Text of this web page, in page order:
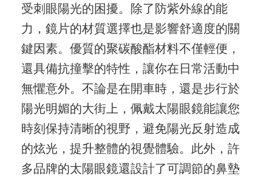
受刺眼陽光的困擾。除了防紫外線的能
力，鏡片的材質選擇也是影響舒適度的關
鍵因素。優質的聚碳酸酯材料不僅輕便，
還具備抗撞擊的特性，讓你在日常活動中
無懼意外。不論是在開車時，還是步行於
陽光明媚的大街上，佩戴太陽眼鏡能讓您
時刻保持清晰的視野，避免陽光反射造成
的炫光，提升整體的視覺體驗。此外，許
多品牌的太陽眼鏡還設計了可調節的鼻墊